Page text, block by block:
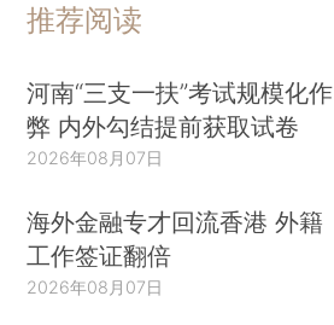
推荐阅读
河南“三支一扶”考试规模化作
弊 内外勾结提前获取试卷
2026年08月07日
海外金融专才回流香港 外籍
工作签证翻倍
2026年08月07日